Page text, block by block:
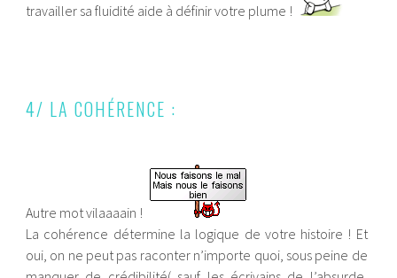
travailler sa fluidité aide à définir votre plume !
4/ LA COHÉRENCE :
Autre mot vilaaaain !
La cohérence détermine la logique de votre histoire ! Et
oui, on ne peut pas raconter n’importe quoi, sous peine de